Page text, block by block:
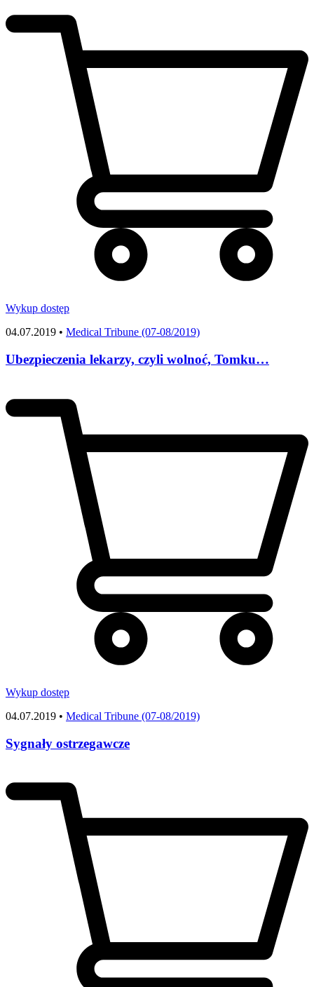
Wykup dostęp
04.07.2019 • Medical Tribune (07-08/2019)
Ubezpieczenia lekarzy, czyli wolnoć, Tomku…
Wykup dostęp
04.07.2019 • Medical Tribune (07-08/2019)
Sygnały ostrzegawcze